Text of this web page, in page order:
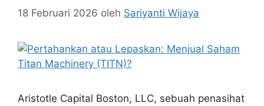
18 Februari 2026 oleh Sariyanti Wijaya
Aristotle Capital Boston, LLC, sebuah penasihat